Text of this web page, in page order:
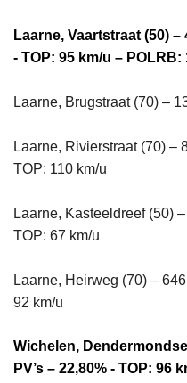
Laarne, Vaartstraat (50) –
- TOP: 95 km/u – POLRB:
Laarne, Brugstraat (70) –
Laarne, Rivierstraat (70) –
TOP: 110 km/u
Laarne, Kasteeldreef (50)
TOP: 67 km/u
Laarne, Heirweg (70) –
92 km/u
Wichelen,
PV’s – 22,80% - TOP: 96